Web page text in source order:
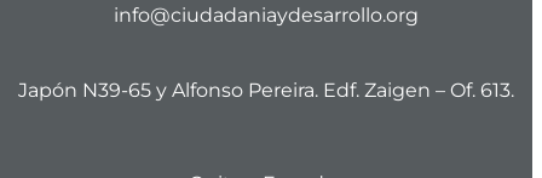
info@ciudadaniaydesarrollo.org
Japón N39-65 y Alfonso Pereira. Edf. Zaigen – Of. 613.